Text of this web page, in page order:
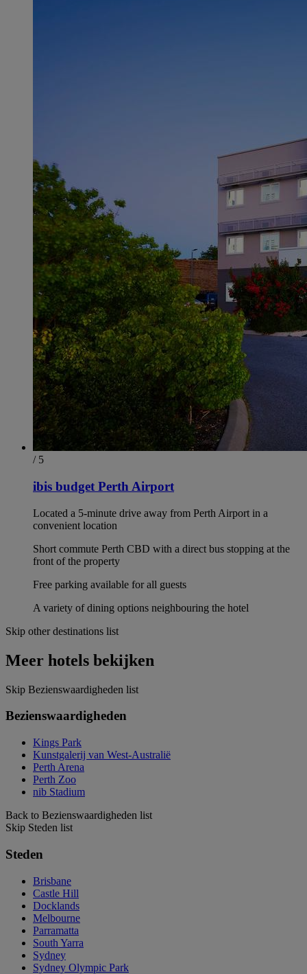
/ 5
ibis budget Perth Airport
Located a 5-minute drive away from Perth Airport in a
convenient location
Short commute Perth CBD with a direct bus stopping at the
front of the property
Free parking available for all guests
A variety of dining options neighbouring the hotel
Skip other destinations list
Meer hotels bekijken
Skip Bezienswaardigheden list
Bezienswaardigheden
Kings Park
Kunstgalerij van West-Australië
Perth Arena
Perth Zoo
nib Stadium
Back to Bezienswaardigheden list
Skip Steden list
Steden
Brisbane
Castle Hill
Docklands
Melbourne
Parramatta
South Yarra
Sydney
Sydney Olympic Park